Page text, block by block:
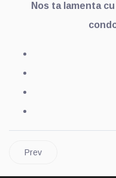
Nos ta lamenta
Prev